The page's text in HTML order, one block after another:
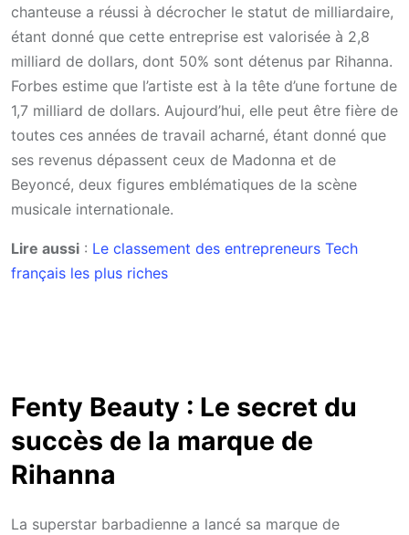
chanteuse a réussi à décrocher le statut de milliardaire,
étant donné que cette entreprise est valorisée à 2,8
milliard de dollars, dont 50% sont détenus par Rihanna.
Forbes estime que l’artiste est à la tête d’une fortune de
1,7 milliard de dollars. Aujourd’hui, elle peut être fière de
toutes ces années de travail acharné, étant donné que
ses revenus dépassent ceux de Madonna et de
Beyoncé, deux figures emblématiques de la scène
musicale internationale.
Lire aussi : Le classement des entrepreneurs Tech
français les plus riches
Fenty Beauty : Le secret du
succès de la marque de
Rihanna
La superstar barbadienne a lancé sa marque de